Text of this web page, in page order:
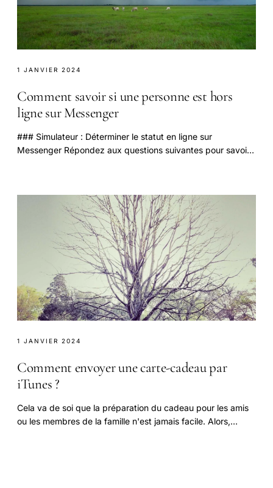
1 JANVIER 2024
Comment savoir si une personne est hors
ligne sur Messenger
### Simulateur : Déterminer le statut en ligne sur
Messenger Répondez aux questions suivantes pour savoir
1 JANVIER 2024
Comment envoyer une carte-cadeau par
iTunes ?
Cela va de soi que la préparation du cadeau pour les amis
ou les membres de la famille n'est jamais facile. Alors,